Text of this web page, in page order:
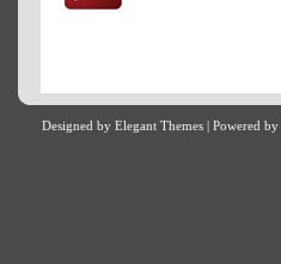
Designed by Elegant Themes | Powered by